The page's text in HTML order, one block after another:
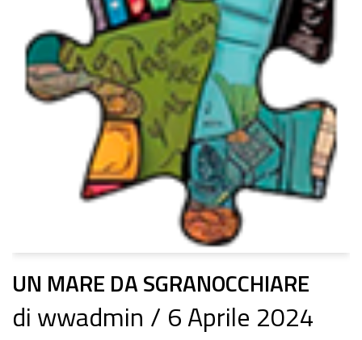
UN MARE DA SGRANOCCHIARE
di wwadmin
6 Aprile 2024